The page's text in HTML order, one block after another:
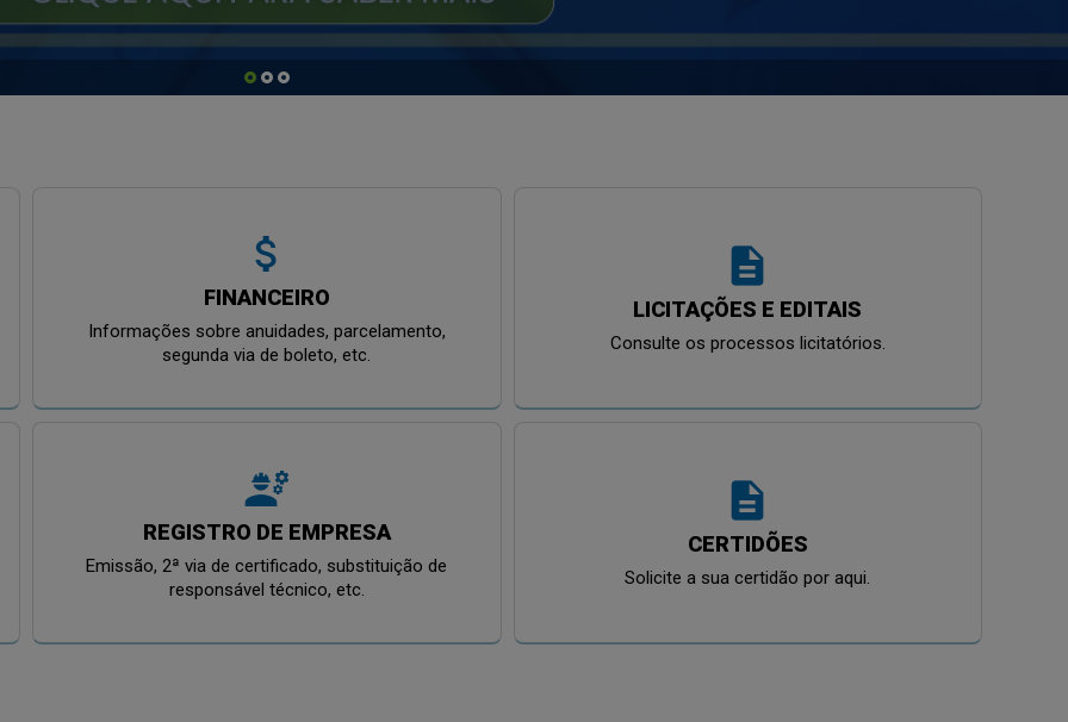
attach_money
FINANCEIRO
Informações sobre anuidades, parcelamento,
segunda via de boleto, etc.
description
LICITAÇÕES E EDITAIS
Consulte os processos licitatórios.
engineering
REGISTRO DE EMPRESA
Emissão, 2ª via de certificado, substituição de
responsável técnico, etc.
description
CERTIDÕES
Solicite a sua certidão por aqui.